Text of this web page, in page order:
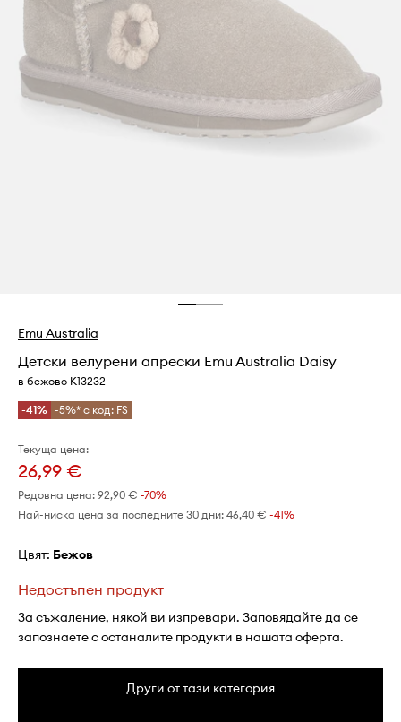
Emu Australia
Детски велурени апрески Emu Australia Daisy
в бежово K13232
-41% -5%* с код: FS
Текуща цена:
26,99 €
Редовна цена: 92,90 € -70%
Най-ниска цена за последните 30 дни: 46,40 € -41%
Цвят: бежов
Недостъпен продукт
За съжаление, някой ви изпревари. Заповядайте да се
запознаете с останалите продукти в нашата оферта.
Други от тази категория